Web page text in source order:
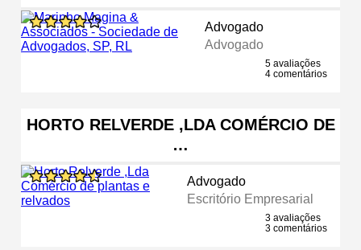
Advogado
Advogado
5 avaliações
4 comentários
HORTO RELVERDE ,LDA COMÉRCIO DE
…
Advogado
Escritório Empresarial
3 avaliações
3 comentários